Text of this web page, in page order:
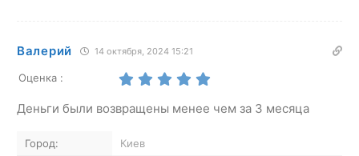
Валерий 14 октября, 2024 15:21
Оценка :
Деньги были возвращены менее чем за 3 месяца
Город: Киев